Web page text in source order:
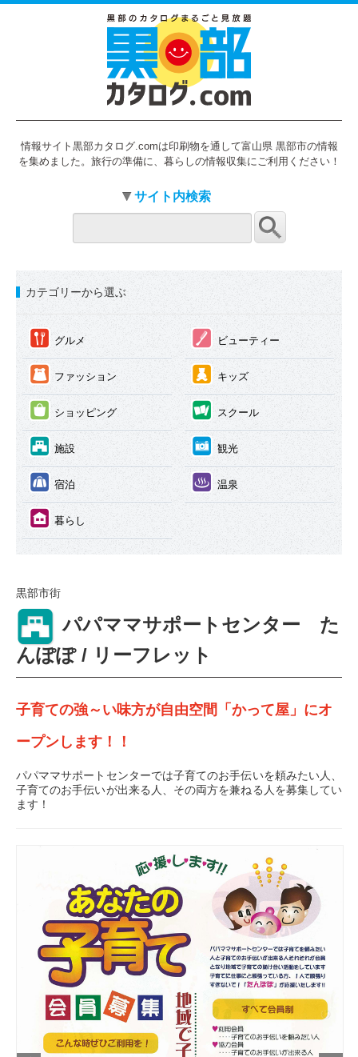
情報サイト黒部カタログ.comは印刷物を通して富山県 黒部市の情報
を集めました。旅行の準備に、暮らしの情報収集にご利用ください！
サイト内検索
カテゴリーから選ぶ
① グルメ ② ビューティー
③ ファッション ④ キッズ
⑤ ショッピング ⑥ スクール
⑦ 施設 ⑧ 観光
⑨ 宿泊 ⑩ 温泉
⑪ 暮らし
黒部市街
⑦ パパママサポートセンター た
んぽぽ / リーフレット
子育ての強～い味方が自由空間「かって屋」にオ
ープンします！！
パパママサポートセンターでは子育てのお手伝いを頼みたい人、
子育てのお手伝いが出来る人、その両方を兼ねる人を募集してい
ます！